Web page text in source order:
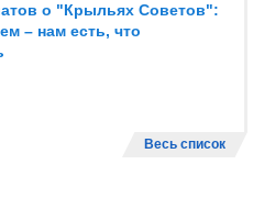
о "Крыльях Советов":
– нам есть, что
Весь список